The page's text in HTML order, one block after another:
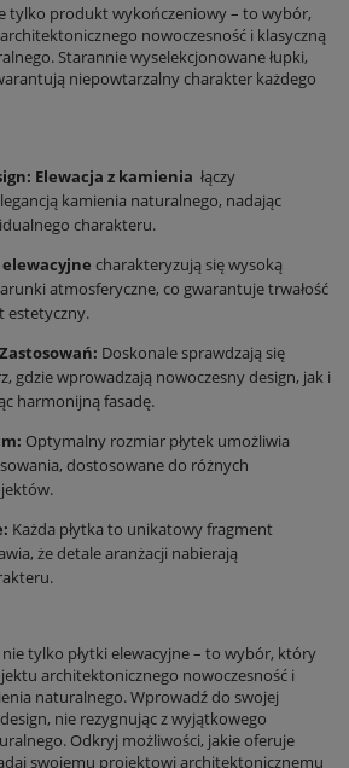
tylko produkt wykończeniowy – to wybór,
nowoczesność i klasyczną
Starannie wyselekcjonowane łupki,
niepowtarzalny charakter każdego
Elewacja z kamienia łączy
kamienia naturalnego, nadając
charakteru.
elewacyjne charakteryzują się wysoką
atmosferyczne, co gwarantuje trwałość
estetyczny.
Doskonale sprawdzają się
gdzie wprowadzają nowoczesny design, jak i
harmonijną fasadę.
Optymalny rozmiar płytek umożliwia
dostosowane do różnych
Każda płytka to unikatowy fragment
że detale aranżacji nabierają
tylko płytki elewacyjne – to wybór, który
architektonicznego nowoczesność i
naturalnego. Wprowadź do swojej
nie rezygnując z wyjątkowego
Odkryj możliwości, jakie oferuje
swojemu projektowi architektonicznemu